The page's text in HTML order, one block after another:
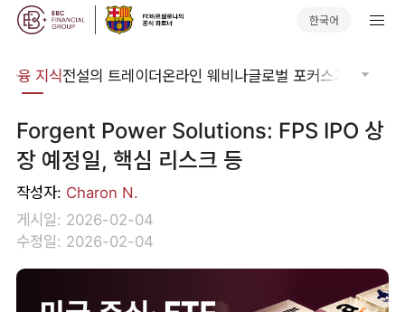
한국어
금융 지식전설의 트레이더온라인 웨비나글로벌 포커스기술적 분석
Forgent Power Solutions: FPS IPO 상
장 예정일, 핵심 리스크 등
작성자: Charon N.
게시일: 2026-02-04
수정일: 2026-02-04